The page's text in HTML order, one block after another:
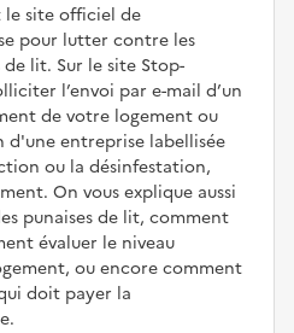
le site officiel de
pour lutter contre les
lit. Sur le site Stop-
l’envoi par e-mail d’un
de votre logement ou
entreprise labellisée
ou la désinfestation,
On vous explique aussi
punaises de lit, comment
évaluer le niveau
ou encore comment
doit payer la